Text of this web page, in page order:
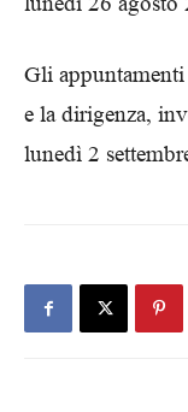
Gli
e la dirigenza,
lunedì 2